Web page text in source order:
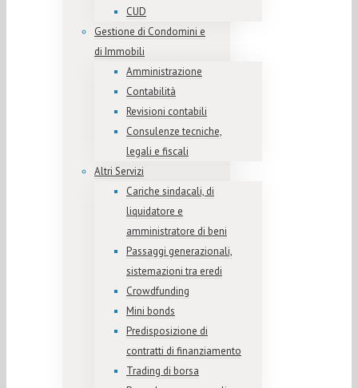
CUD
Gestione di Condomini e
di Immobili
Amministrazione
Contabilità
Revisioni contabili
Consulenze tecniche,
legali e fiscali
Altri Servizi
Cariche sindacali, di
liquidatore e
amministratore di beni
Passaggi generazionali,
sistemazioni tra eredi
Crowdfunding
Mini bonds
Predisposizione di
contratti di finanziamento
Trading di borsa